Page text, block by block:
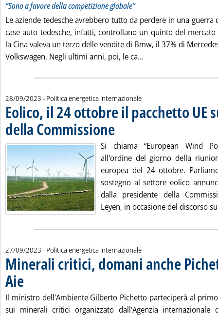
“Sono a favore della competizione globale”
Le aziende tedesche avrebbero tutto da perdere in una guerra
case auto tedesche, infatti, controllano un quinto del
la Cina valeva un terzo delle vendite di Bmw, il 37% di
Volkswagen. Negli ultimi anni, poi, le ca...
28/09/2023 - Politica energetica internazionale
Eolico, il 24 ottobre il pacchetto UE
della Commissione . Pubblicata giovedì 28 settembre 2023 alle
Si chiama “European Wind
all'ordine del giorno della
europea del 24 ottobre.
sostegno al settore eolico
dalla presidente della
Leyen, in occasione del discorso
27/09/2023 - Politica energetica internazionale
Minerali critici, domani anche
Aie
Il ministro dell'Ambiente Gilberto Pichetto parteciperà al
sui minerali critici organizzato dall'Agenzia internazionale